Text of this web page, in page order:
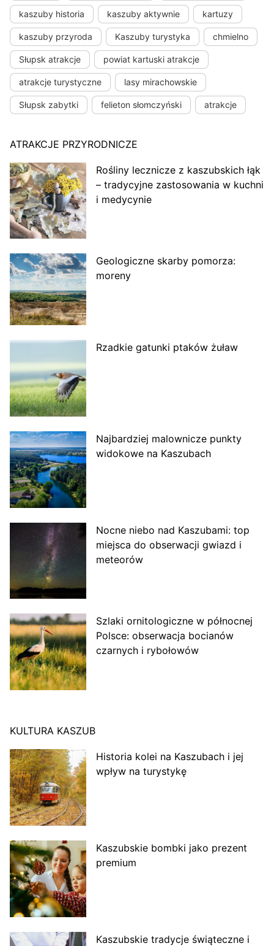
kaszuby historia kaszuby aktywnie kartuzy
kaszuby przyroda Kaszuby turystyka chmielno
Słupsk atrakcje powiat kartuski atrakcje
atrakcje turystyczne lasy mirachowskie
Słupsk zabytki felieton słomczyński atrakcje
ATRAKCJE PRZYRODNICZE
Rośliny lecznicze z kaszubskich łąk
– tradycyjne zastosowania w kuchni
i medycynie
Geologiczne skarby pomorza:
moreny
Rzadkie gatunki ptaków żuław
Najbardziej malownicze punkty
widokowe na Kaszubach
Nocne niebo nad Kaszubami: top
miejsca do obserwacji gwiazd i
meteorów
Szlaki ornitologiczne w północnej
Polsce: obserwacja bocianów
czarnych i rybołowów
KULTURA KASZUB
Historia kolei na Kaszubach i jej
wpływ na turystykę
Kaszubskie bombki jako prezent
premium
Kaszubskie tradycje świąteczne i